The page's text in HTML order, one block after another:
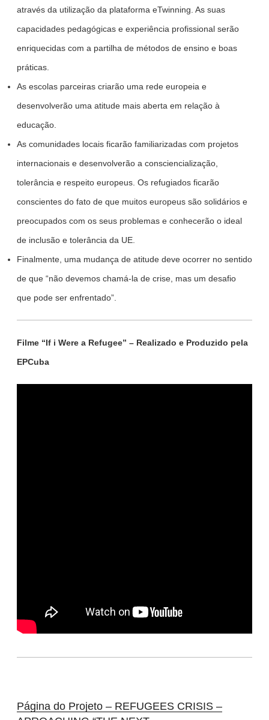
através da utilização da plataforma eTwinning. As suas
capacidades pedagógicas e experiência profissional serão
enriquecidas com a partilha de métodos de ensino e boas
práticas.
As escolas parceiras criarão uma rede europeia e
desenvolverão uma atitude mais aberta em relação à
educação.
As comunidades locais ficarão familiarizadas com projetos
internacionais e desenvolverão a consciencialização,
tolerância e respeito europeus. Os refugiados ficarão
conscientes do fato de que muitos europeus são solidários e
preocupados com os seus problemas e conhecerão o ideal
de inclusão e tolerância da UE.
Finalmente, uma mudança de atitude deve ocorrer no sentido
de que “não devemos chamá-la de crise, mas um desafio
que pode ser enfrentado”.
Filme “If i Were a Refugee” – Realizado e Produzido pela
EPCuba
Página do Projeto – REFUGEES CRISIS –